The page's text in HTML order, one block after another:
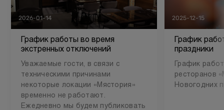
2026-01-14
График работы во время
экстренных отключений
Уважаемые гости, в связи с
техническими причинами
некоторые локации «Мястория»
временно не работают.
Ежедневно мы будем публиковать
2025-12-15
График
праздники
График
ресторанов
Новогодних